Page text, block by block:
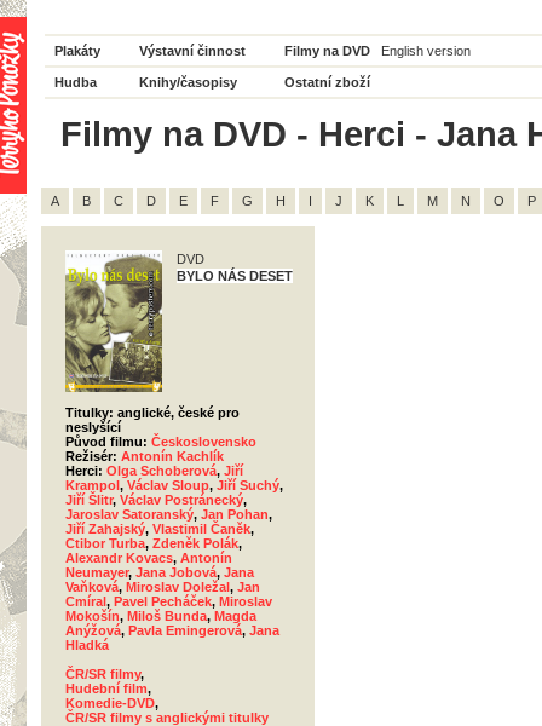
Plakáty Výstavní činnost Filmy na DVD English version
Hudba Knihy/časopisy Ostatní zboží
Filmy na DVD - Herci - Jana
A B C D E F G H I J K L M N O P
DVD
BYLO NÁS DESET
Titulky: anglické, české pro
neslyšící
Původ filmu: Československo
Režisér: Antonín Kachlík
Herci: Olga Schoberová, Jiří
Krampol, Václav Sloup, Jiří Suchý,
Jiří Šlitr, Václav Postránecký,
Jaroslav Satoranský, Jan Pohan,
Jiří Zahajský, Vlastimil Čaněk,
Ctibor Turba, Zdeněk Polák,
Alexandr Kovacs, Antonín
Neumayer, Jana Jobová, Jana
Vaňková, Miroslav Doležal, Jan
Cmíral, Pavel Pecháček, Miroslav
Mokošín, Miloš Bunda, Magda
Anýžová, Pavla Emingerová, Jana
Hladká
ČR/SR filmy,
Hudební film,
Komedie-DVD,
ČR/SR filmy s anglickými titulky